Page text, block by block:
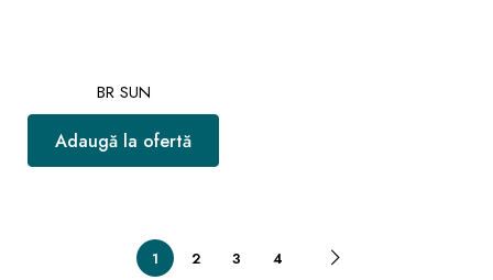
BR SUN
Adaugă la ofertă
1 2 3 4